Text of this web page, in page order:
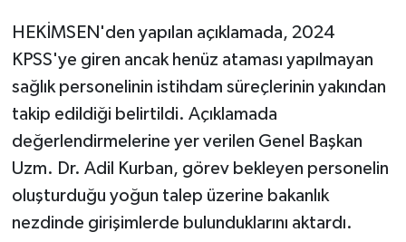
HEKİMSEN'den yapılan açıklamada, 2024
KPSS'ye giren ancak henüz ataması yapılmayan
sağlık personelinin istihdam süreçlerinin yakından
takip edildiği belirtildi. Açıklamada
değerlendirmelerine yer verilen Genel Başkan
Uzm. Dr. Adil Kurban, görev bekleyen personelin
oluşturduğu yoğun talep üzerine bakanlık
nezdinde girişimlerde bulunduklarını aktardı.
İNSAN
İş Dünyası
Jandarma
Kadın
KÜLTÜR SANAT